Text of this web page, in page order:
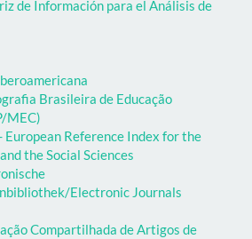
de Información para el Análisis de
Brasileira de Educação
MEC)
European Reference Index for the
the Social Sciences
Electronic Journals
Compartilhada de Artigos de